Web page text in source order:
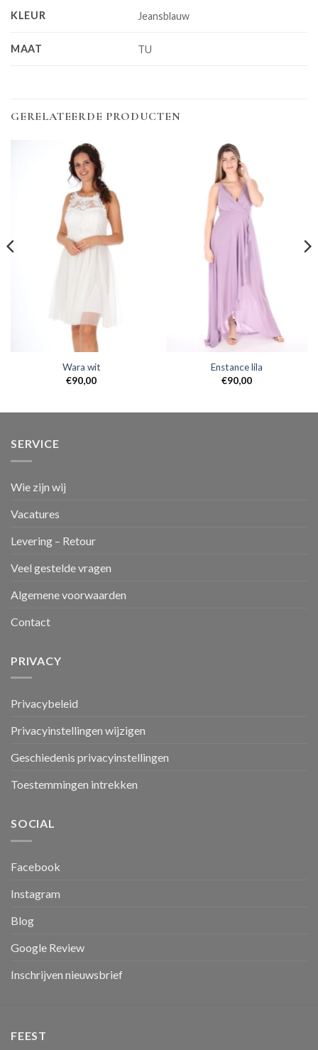
KLEUR Jeansblauw
MAAT TU
GERELATEERDE PRODUCTEN
Wara wit
€90,00
Enstance lila
€90,00
SERVICE
Wie zijn wij
Vacatures
Levering – Retour
Veel gestelde vragen
Algemene voorwaarden
Contact
PRIVACY
Privacybeleid
Privacyinstellingen wijzigen
Geschiedenis privacyinstellingen
Toestemmingen intrekken
SOCIAL
Facebook
Instagram
Blog
Google Review
Inschrijven nieuwsbrief
FEEST